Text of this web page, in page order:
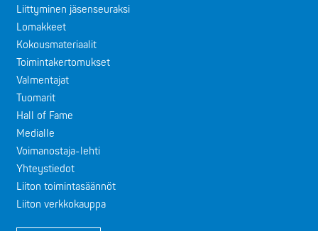
Liittyminen jäsenseuraksi
Lomakkeet
Kokousmateriaalit
Toimintakertomukset
Valmentajat
Tuomarit
Hall of Fame
Medialle
Voimanostaja-lehti
Yhteystiedot
Liiton toimintasäännöt
Liiton verkkokauppa